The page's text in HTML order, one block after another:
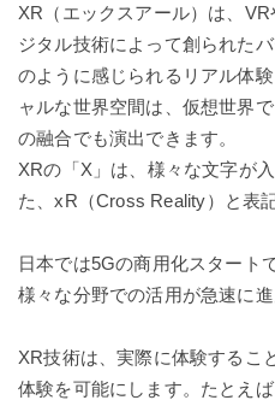
XR（エックスアール）は、
ジタル技術によって創られた
のように感じられるリアル体
ャルな世界空間は、仮想世界
の融合でも演出できます。
XRの「X」は、様々な文字が
た、xR（Cross Reality）と表
日本では5Gの商用化スタート
様々な分野での活用が急速に進
XR技術は、実際に体験するこ
体験を可能にします。たとえ